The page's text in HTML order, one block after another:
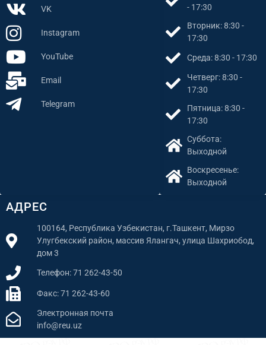
АДРЕС
100164, Республика Узбекистан, г.Ташкент, Мирзо
Улугбекский район, массив Ялангач, улица Шахриобод,
дом 3
Телефон: 71 262-43-50
Факс: 71 262-43-60
Электронная почта
info@reu.uz
- 17:30
Вторник: 8:30 -
17:30
Среда: 8:30 - 17:30
Четверг: 8:30 -
17:30
Пятница: 8:30 -
17:30
Суббота:
Выходной
Воскресенье:
Выходной
VK
Instagram
YouTube
Email
Telegram